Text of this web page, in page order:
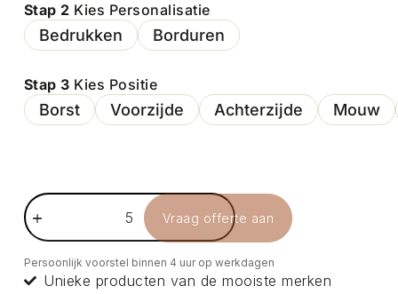
Stap 2 Kies Personalisatie
Bedrukken Borduren
Stap 3 Kies Positie
Borst Voorzijde Achterzijde Mouw
Vraag offerte aan
Persoonlijk voorstel binnen 4 uur op werkdagen
Unieke producten van de mooiste merken